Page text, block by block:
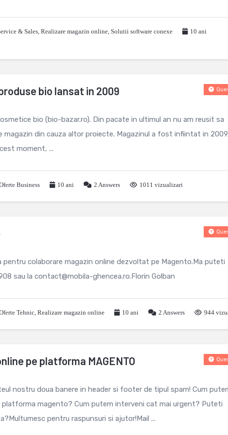
& Sales, Realizare magazin online, Solutii software conexe
10 ani
bio lansat in 2009
bio (bio-bazar.ro). Din pacate in ultimul an nu am reusit sa
magazin din cauza altor proiecte. Magazinul a fost infiintat in
moment, ...
Business 10 ani 2 Answers 1011 vizualizari
colaborare magazin online dezvoltat pe Magento.Ma puteti
sau la contact@mobila-ghencea.ro.Florin Golban
Tehnic, Realizare magazin online 10 ani 2 Answers 944
pe platforma MAGENTO
nostru doua banere in header si footer de tipul spam! Cum
platforma magento? Cum putem interveni cat mai urgent? Puteti
pentru raspunsuri si ajutor!Mail ...